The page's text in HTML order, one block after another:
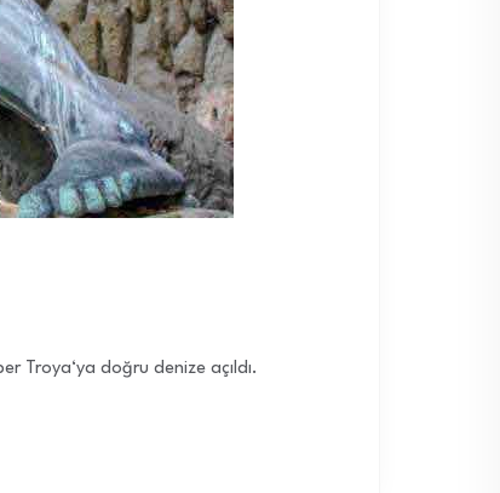
Troya‘ya doğru denize açıldı.